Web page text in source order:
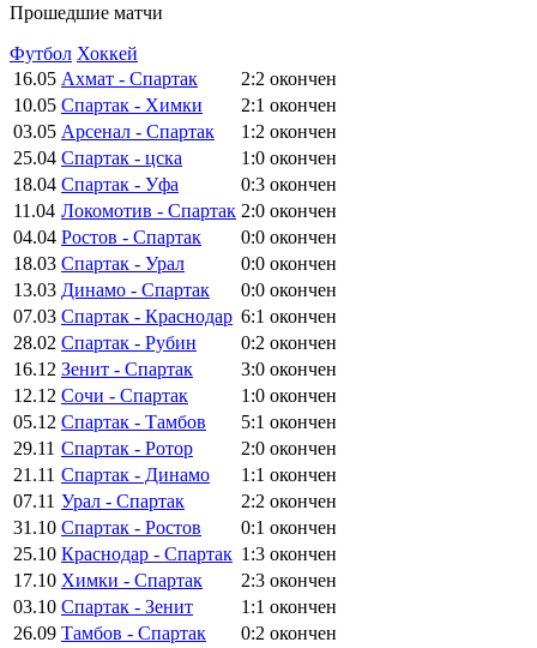
Прошедшие матчи
Футбол Хоккей
16.05 Ахмат - Спартак 2:2 окончен
10.05 Спартак - Химки 2:1 окончен
03.05 Арсенал - Спартак 1:2 окончен
25.04 Спартак - цска 1:0 окончен
18.04 Спартак - Уфа 0:3 окончен
11.04 Локомотив - Спартак 2:0 окончен
04.04 Ростов - Спартак 0:0 окончен
18.03 Спартак - Урал 0:0 окончен
13.03 Динамо - Спартак 0:0 окончен
07.03 Спартак - Краснодар 6:1 окончен
28.02 Спартак - Рубин 0:2 окончен
16.12 Зенит - Спартак 3:0 окончен
12.12 Сочи - Спартак 1:0 окончен
05.12 Спартак - Тамбов 5:1 окончен
29.11 Спартак - Ротор 2:0 окончен
21.11 Спартак - Динамо 1:1 окончен
07.11 Урал - Спартак 2:2 окончен
31.10 Спартак - Ростов 0:1 окончен
25.10 Краснодар - Спартак 1:3 окончен
17.10 Химки - Спартак 2:3 окончен
03.10 Спартак - Зенит 1:1 окончен
26.09 Тамбов - Спартак 0:2 окончен